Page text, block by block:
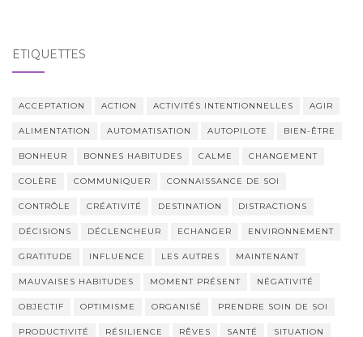
ÉTIQUETTES
ACCEPTATION ACTION ACTIVITÉS INTENTIONNELLES AGIR
ALIMENTATION AUTOMATISATION AUTOPILOTE BIEN-ÊTRE
BONHEUR BONNES HABITUDES CALME CHANGEMENT
COLÈRE COMMUNIQUER CONNAISSANCE DE SOI
CONTRÔLE CRÉATIVITÉ DESTINATION DISTRACTIONS
DÉCISIONS DÉCLENCHEUR ECHANGER ENVIRONNEMENT
GRATITUDE INFLUENCE LES AUTRES MAINTENANT
MAUVAISES HABITUDES MOMENT PRÉSENT NÉGATIVITÉ
OBJECTIF OPTIMISME ORGANISÉ PRENDRE SOIN DE SOI
PRODUCTIVITÉ RÉSILIENCE RÊVES SANTÉ SITUATION